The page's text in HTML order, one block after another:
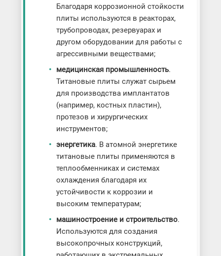
Благодаря коррозионной стойкости
плиты используются в реакторах,
трубопроводах, резервуарах и
другом оборудовании для работы с
агрессивными веществами;
медицинская промышленность.
Титановые плиты служат сырьем
для производства имплантатов
(например, костных пластин),
протезов и хирургических
инструментов;
энергетика. В атомной энергетике
титановые плиты применяются в
теплообменниках и системах
охлаждения благодаря их
устойчивости к коррозии и
высоким температурам;
машиностроение и строительство.
Используются для создания
высокопрочных конструкций,